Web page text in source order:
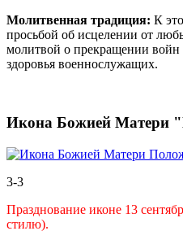
Молитвенная традиция: К
просьбой об исцелении от
молитвой о прекращении
здоровья военнослужащих.
Икона Божией Матери
3-3
Празднование иконе 13
стилю).